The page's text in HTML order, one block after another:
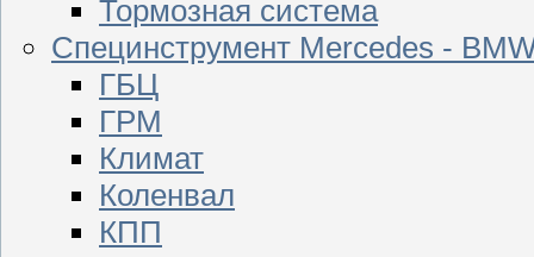
Тормозная система
Специнструмент Mercedes -
ГБЦ
ГРМ
Климат
Коленвал
КПП